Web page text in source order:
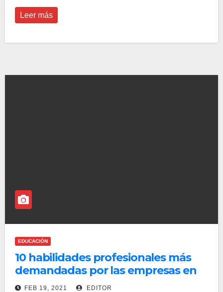
Leer más
EDUCACIÓN
10 habilidades profesionales más
demandadas por las empresas en
2021FEB 19, 2021 EDITOR